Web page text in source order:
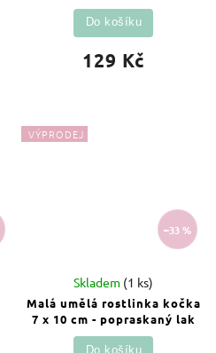
129 Kč
Do košíku
VÝPRODEJ
–33 %
Malá umělá rostlinka kočka
7 x 10 cm - popraskaný lak
Skladem (1 ks)
Do košíku